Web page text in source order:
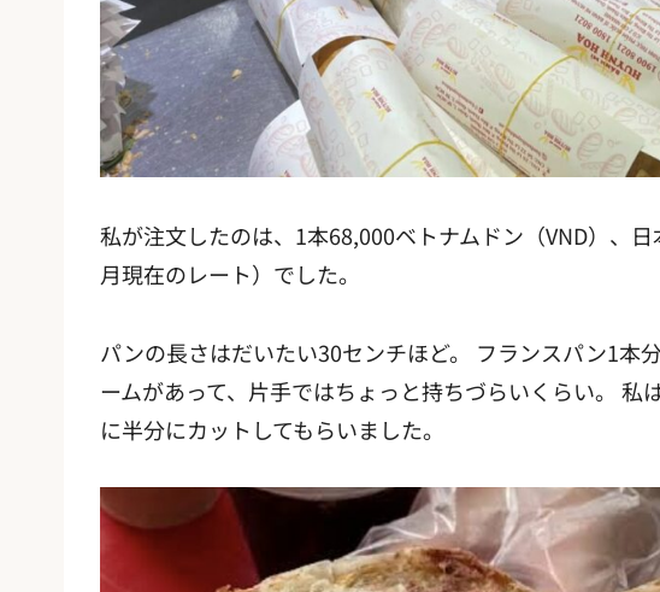
私が注文したのは、1本68,000ベトナムドン（VND）、
月現在のレート）でした。
パンの長さはだいたい30センチほど。 フランスパン1本
ームがあって、片手ではちょっと持ちづらいくらい。 私
に半分にカットしてもらいました。